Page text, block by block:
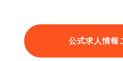
公式求人情報